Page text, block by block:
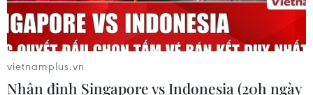
vietnamplus.vn
Nhận định Singapore vs Indonesia (20h ngày